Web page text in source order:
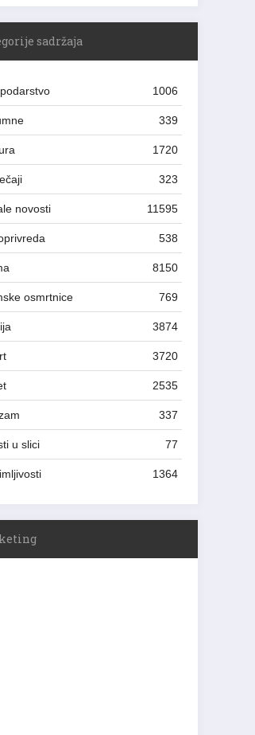
sadržaja
1006
339
1720
323
novosti 11595
538
8150
osmrtnice 769
3874
3720
2535
337
u slici 77
1364